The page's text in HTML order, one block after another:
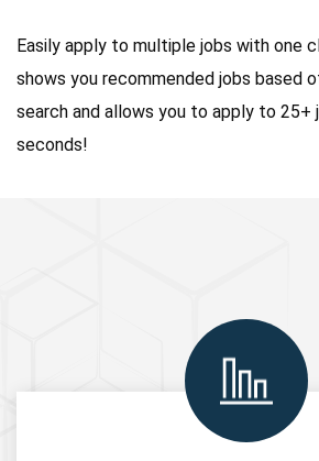
Easily apply to multiple jobs with one
shows you recommended jobs based
search and allows you to apply to 25+
seconds!